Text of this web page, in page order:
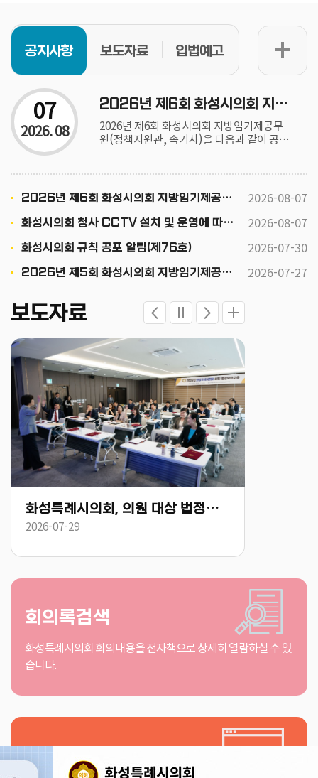
공지사항
07
2026. 08
2026년 제6회 화성시의회 지방임기제공무원(정책지원관, 속기사) 채용공고
2026년 제6회 화성시의회 지방임기제공무
원(정책지원관, 속기사)을 다음과 같이 공고
장
2026년 제6회 화성시의회 지방임기제공무원(정책지원관, 속기사) 채용공고 2026-08-07
화성시의회 청사 CCTV 설치 및 운영에 따른 행정예고 2026-08-07
화성시의회 규칙 공포 알림(제76호) 2026-07-30
2026년 제5회 화성시의회 지방임기제공무원 채용시험 최종 합격자 공고 2026-07-27
보도자료 입법예고
보도자료
2026-08-06
회의록검색
화성특례시의회 회의내용을 전자책으로 상세히 열람하실 수 있
습니다.
인터넷방송